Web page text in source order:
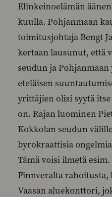
Elinkeinoelämän
kuulla. Pohjanmaan
toimitusjohtaja Bengt
kertaan lausunut, että
seudun ja
eteläisen
yrittäjien olisi syytä
on. Rajan luominen
Kokkolan seudun
byrokraattisia
Tämä voisi ilmetä
Finnveralta rahoitusta,
Vaasan aluekonttori,